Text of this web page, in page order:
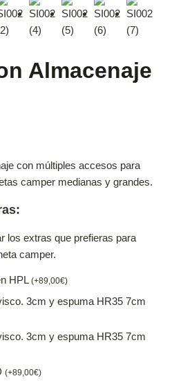
Almacenaje
con múltiples accesos para
camper medianas y grandes.
los extras que prefieras para
camper.
HPL (+89,00€)
3cm y espuma HR35 7cm
3cm y espuma HR35 7cm
(+89,00€)